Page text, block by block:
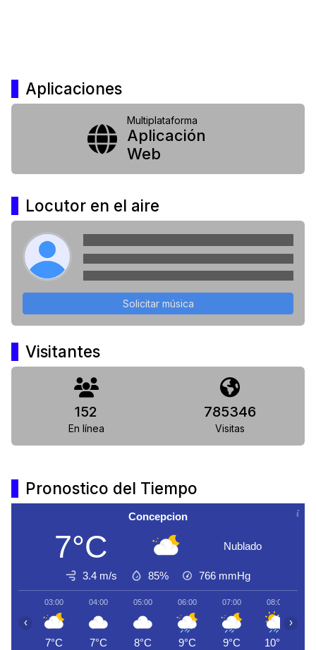
Aplicaciones
Multiplataforma
Aplicación
Web
Locutor en el aire
Solicitar música
Visitantes
152
En línea
785346
Visitas
Pronostico del Tiempo
Concepcion
7°C Nublado
3.4 m/s 85% 766 mmHg
03:00
7°C
04:00
7°C
05:00
8°C
06:00
9°C
07:00
9°C
08:00
10°C
‹ ›